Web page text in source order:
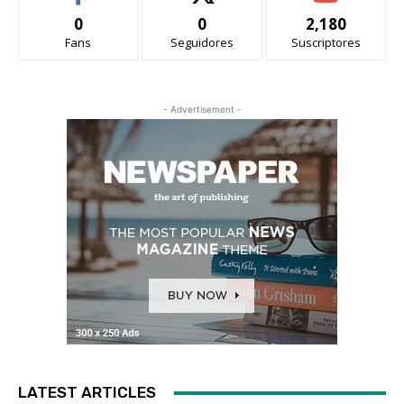
0
Fans
0
Seguidores
2,180
Suscriptores
- Advertisement -
LATEST ARTICLES